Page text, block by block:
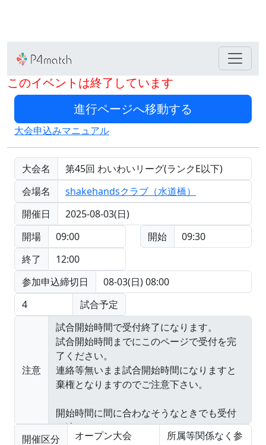
このイベントは終了しています
大会申込みマニュアル
大会名
第45回 わいわいリーグ(ランクE以下)
会場名
shakehandsクラブ（水道橋）
開催日
2025-08-03(日)
開場
09:00 開始
09:30
終了
12:00
参加申込締切日
08-03(日) 08:00
4
試合予定
注意
開催区分 オープン大会
所属等関係なく参